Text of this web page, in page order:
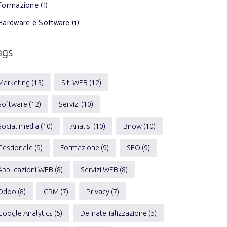
(1)
e Software (1)
(13) Siti WEB (12)
(12) Servizi (10)
media (10) Analisi (10) Bnow (10)
(9) Formazione (9) SEO (9)
WEB (8) Servizi WEB (8)
(8) CRM (7) Privacy (7)
Analytics (5) Dematerializzazione (5)